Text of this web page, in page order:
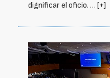
dignificar el oficio. … [+]